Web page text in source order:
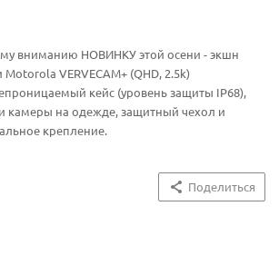
вниманию НОВИНКУ этой осени - экшн
VERVECAM+ (QHD, 2.5k)
кейс (уровень защиты IP68),
камеры на одежде, защитный чехол и
крепление.
Поделиться